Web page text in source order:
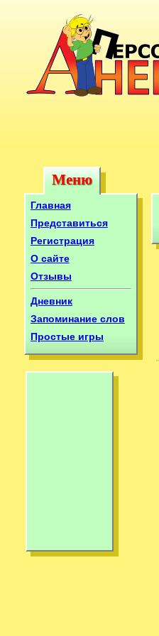
Меню
Меню
Главная
Представиться
Регистрация
О сайте
Отзывы
Дневник
Запоминание слов
Простые игры